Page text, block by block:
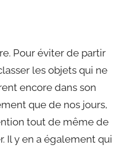
Pour éviter de partir
les objets qui ne
encore dans son
que de nos jours,
tout de même de
Il y en a également qui